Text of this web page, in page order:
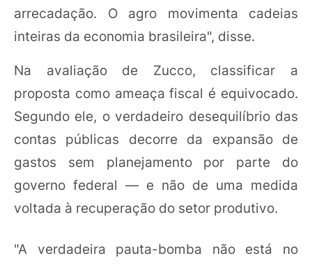
arrecadação. O agro movimenta cadeias
inteiras da economia brasileira", disse.
Na avaliação de Zucco, classificar a
proposta como ameaça fiscal é equivocado.
Segundo ele, o verdadeiro desequilíbrio das
contas públicas decorre da expansão de
gastos sem planejamento por parte do
governo federal — e não de uma medida
voltada à recuperação do setor produtivo.
"A verdadeira pauta-bomba não está no